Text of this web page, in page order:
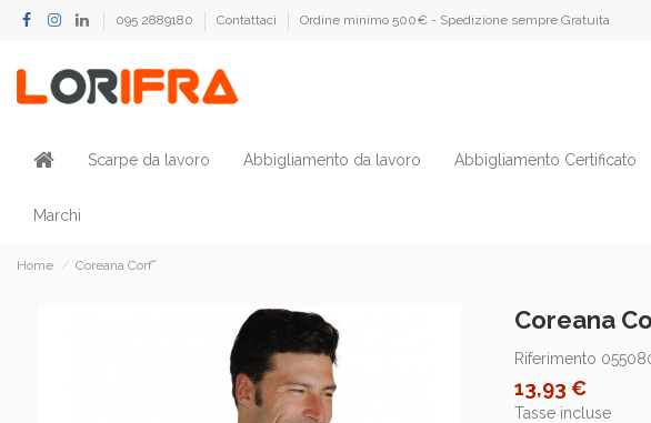
095 2889180 Contattaci Ordine minimo 500€ - Spedizione sempre Gratuita
Scarpe da lavoro Abbigliamento da lavoro Abbigliamento Certificato
Marchi
Home Coreana Corf˘
Coreana
Riferimento
13,93 €
Tasse incluse